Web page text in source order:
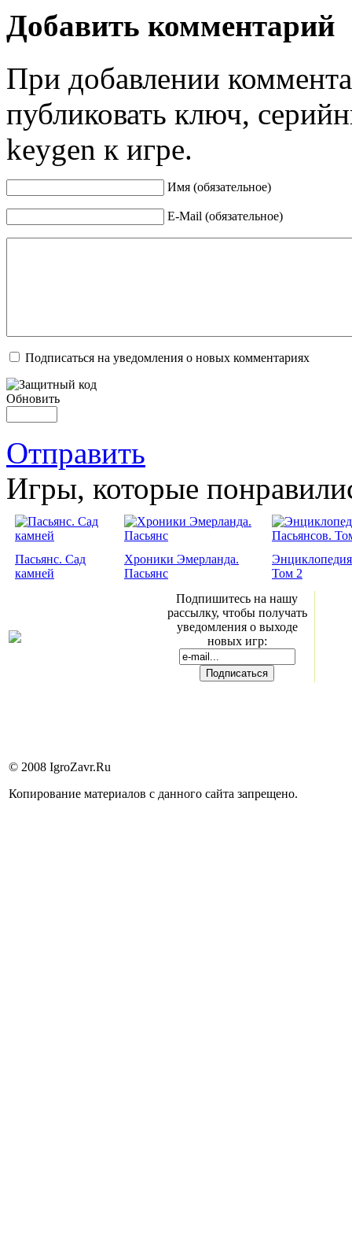
Добавить комментарий
При добавлении
публиковать ключ,
keygen к игре.
Имя (обязательное)
E-Mail (обязательное)
Подписаться на уведомления о новых комментариях
Обновить
Отправить
Игры, которые
Пасьянс. Сад
камней
Хроники Эмерланда.
Пасьянс
Том 2
Подпишитесь на нашу
рассылку, чтобы получать
уведомления о выходе
новых игр:
© 2008 IgroZavr.Ru
Копирование материалов с данного сайта запрещено.